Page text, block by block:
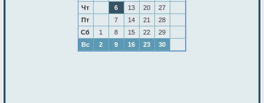
Чт
6 13 20
27
Пт
7 14 21
28
Сб
1 8 15 22
29
Вс
2 9 16 23 30